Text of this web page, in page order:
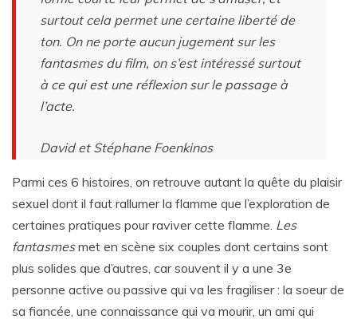
surtout cela permet une certaine liberté de
ton. On ne porte aucun jugement sur les
fantasmes du film, on s’est intéressé surtout
à ce qui est une réflexion sur le passage à
l’acte.
David et Stéphane Foenkinos
Parmi ces 6 histoires, on retrouve autant la quête du plaisir
sexuel dont il faut rallumer la flamme que l’exploration de
certaines pratiques pour raviver cette flamme. Les
fantasmesmet en scène six couples dont certains sont
plus solides que d’autres, car souvent il y a une 3e
personne active ou passive qui va les fragiliser : la soeur de
sa fiancée, une connaissance qui va mourir, un ami qui